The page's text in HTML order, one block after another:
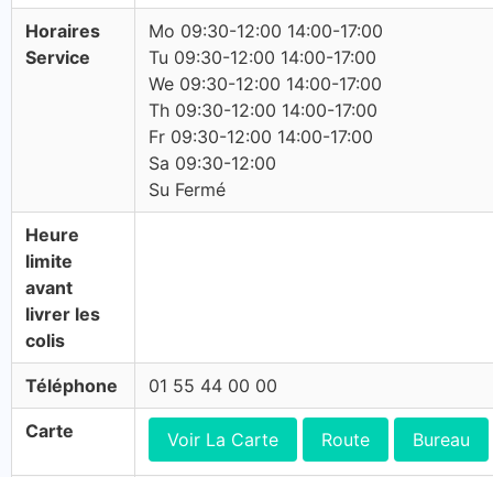
Horaires
Service
Mo 09:30-12:00 14:00-17:00
Tu 09:30-12:00 14:00-17:00
We 09:30-12:00 14:00-17:00
Th 09:30-12:00 14:00-17:00
Fr 09:30-12:00 14:00-17:00
Sa 09:30-12:00
Su Fermé
Heure
limite
avant
livrer les
colis
Téléphone 01 55 44 00 00
Carte Voir La Carte Route Bureau